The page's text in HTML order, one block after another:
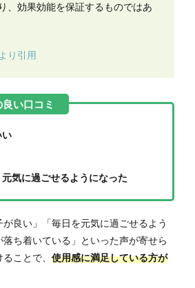
、効果効能を保証するものではあ
り引用
い
気に過ごせるようになった
良い」「毎日を元気に過ごせるよう
ち着いている」といった声が寄せら
ことで、 使用感に満足している方が